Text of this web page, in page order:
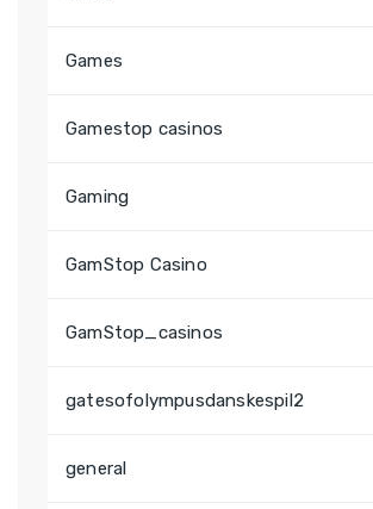
Games
Gamestop casinos
Gaming
GamStop Casino
GamStop_casinos
gatesofolympusdanskespil2
general